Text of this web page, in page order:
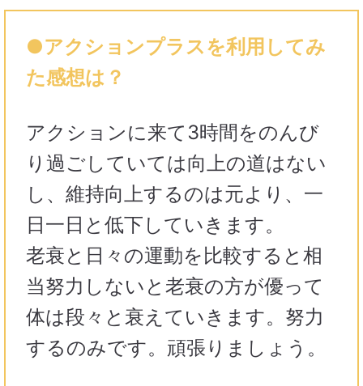
●アクションプラスを利用してみ
た感想は？
アクションに来て3時間をのんび
り過ごしていては向上の道はない
し、維持向上するのは元より、一
日一日と低下していきます。
老衰と日々の運動を比較すると相
当努力しないと老衰の方が優って
体は段々と衰えていきます。努力
するのみです。頑張りましょう。